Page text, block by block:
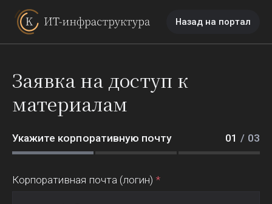
Назадна портал
Заявка на доступ к
материалам
Укажите корпоративную почту 01 / 03
Корпоративная почта (логин)